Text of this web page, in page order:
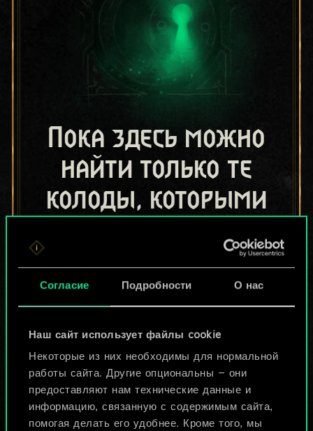
Согласие Подробности О нас
Наш сайт использует файлы cookie
Некоторые из них необходимы для нормальной
работы сайта. Другие опциональны — они
предоставляют нам технические данные и
информацию, связанную с содержимым сайта,
помогая делать его удобнее. Кроме того, мы
Пока здесь можно
найти только те
колоды, которыми
игроки.
Но их может быть
Назвать колоду и описать её
Изменить колоду